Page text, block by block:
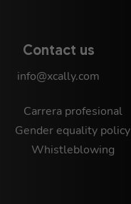
Contact us
info@xcally.com
Carrera profesional
Gender equality policy
Whistleblowing